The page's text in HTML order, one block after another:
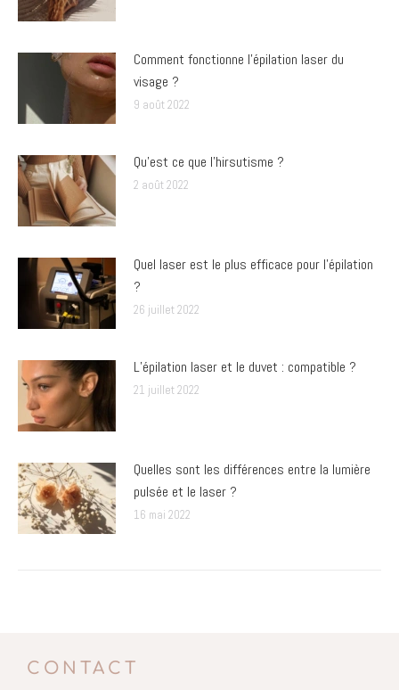
Comment fonctionne l’épilation laser du
visage ?
9 août 2022
Qu’est ce que l’hirsutisme ?
2 août 2022
Quel laser est le plus efficace pour l’épilation
?
26 juillet 2022
L’épilation laser et le duvet : compatible ?
21 juillet 2022
Quelles sont les différences entre la lumière
pulsée et le laser ?
16 mai 2022
CONTACT